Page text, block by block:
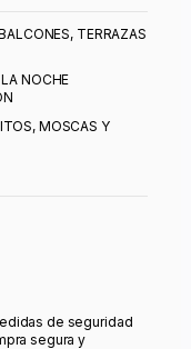
TERRAZAS
NOCHE
MOSCAS Y
de seguridad
segura y